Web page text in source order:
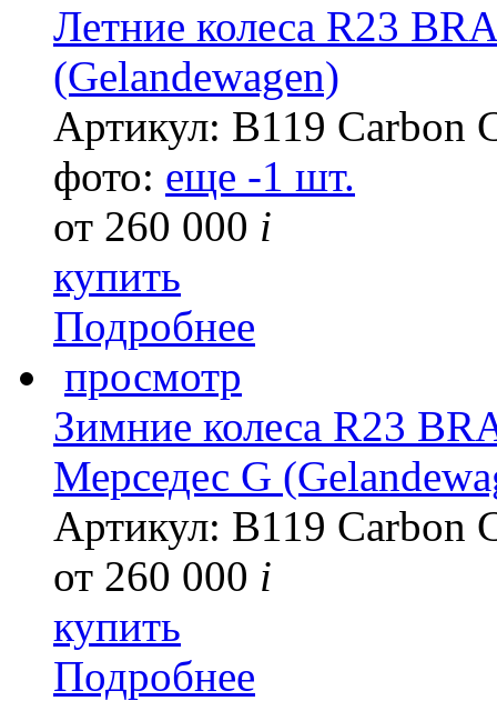
Летние колеса R23
(Gelandewagen)
Артикул: B119 Carbon
фото: еще -1 шт.
от 260 000 i
купить
Подробнее
просмотр
Зимние колеса R23
Мерседес G
Артикул: B119 Carbon
от 260 000 i
купить
Подробнее